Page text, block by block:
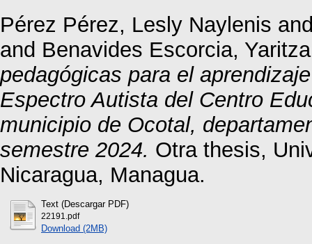
Pérez Pérez, Lesly Naylenis
and Benavides Escorcia,
pedagógicas para el
Espectro Autista del Centro
municipio de Ocotal,
semestre 2024. Otra thesis,
Nicaragua, Managua.
Text (Descargar PDF)
22191.pdf
Download (2MB)